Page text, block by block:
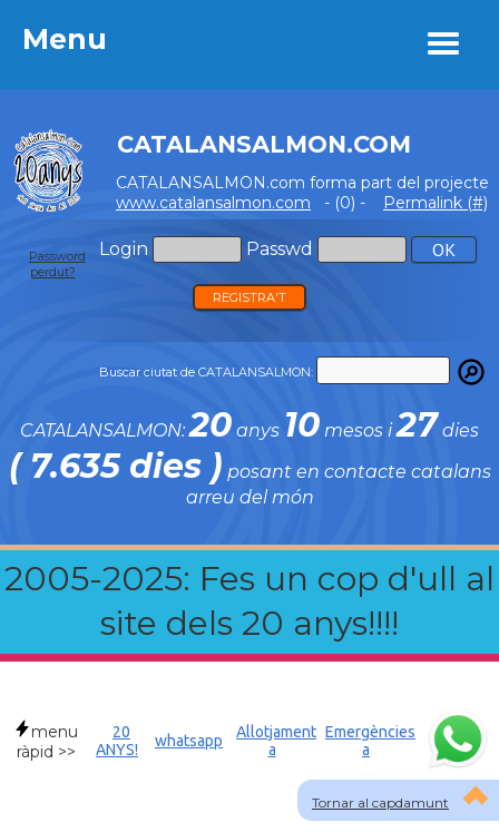
Menu
CATALANSALMON.COM
CATALANSALMON.com forma part del projecte
www.catalansalmon.com - (0) - Permalink (#)
Login Passwd
Password
perdut?
REGISTRA'T
Buscar ciutat de CATALANSALMON:
CATALANSALMON:20 anys 10 mesos i27 dies
( 7.635 dies ) posant en contacte catalans
arreu del món
2005-2025: Fes un cop d'ull al
site dels 20 anys!!!!
Menu
Tornar al capdamunt
menu
ràpid >>
20
ANYS!
whatsapp
Allotjament
a
Emergències
a